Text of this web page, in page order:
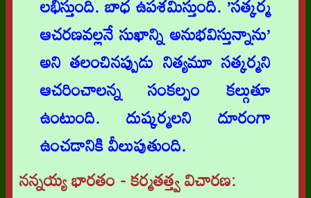
ఆచరణవల్లనే సుఖాన్ని అనుభవిస్తున్నాను’
అని తలంచినప్పుడు నిత్యమూ సత్కర్మని
ఆచరించాలన్న సంకల్పం కల్గుతూ
ఉంటుంది. దుష్కర్మలని దూరంగా
ఉంచడానికి వీలుపుతుంది.
నన్నయ్య భారతం - కర్మతత్త్వ విచారణ: